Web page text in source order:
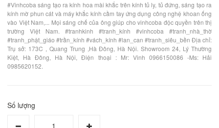
#Vinhcoba sáng tạo ra kính hoa mài khắc trên kính tủ ly, tủ đứng, sáng tạo ra
kính mờ phun cát và máy khắc kính cầm tay ứng dụng công nghệ khoan ống
vào Việt Nam,... Mọi sáng chế của ông giúp cho vinhcoba độc quyền trên thị
trường Việt Nam. #tranhkinh #tranh_kính #vinhcoba #tranh_nhà_thờ
#tranh_phật_giáo #trần_kính #vách_kính #lan_can #tranh_siêu_bền Địa chỉ:
Trụ sở: 173C , Quang Trung ,Hà Đông, Hà Nội. Showroom 24, Lý Thường
Kiệt, Hà Đông, Hà Nội, Điện thoại : Mr: Vinh 0966150086 -Ms: Hải
0985620152.
Số lượng